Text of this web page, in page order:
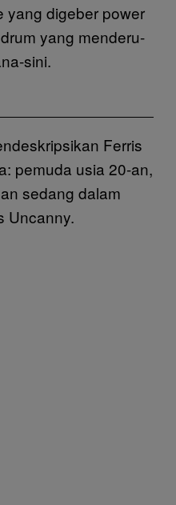
yang digeber power
yang menderu-
sini.
Ferris
pemuda usia 20-an,
sedang dalam
Uncanny.